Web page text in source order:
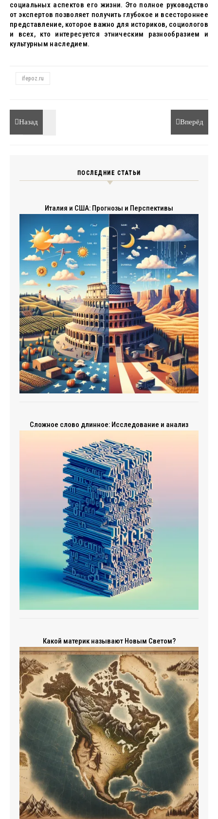
социальных аспектов его жизни. Это полное руководство
от экспертов позволяет получить глубокое и всестороннее
представление, которое важно для историков, социологов
и всех, кто интересуется этническим разнообразием и
культурным наследием.
ifepoz.ru
Назад Вперёд
ПОСЛЕДНИЕ СТАТЬИ
Италия и США: Прогнозы и Перспективы
Сложное слово длинное: Исследование и анализ
Какой материк называют Новым Светом?